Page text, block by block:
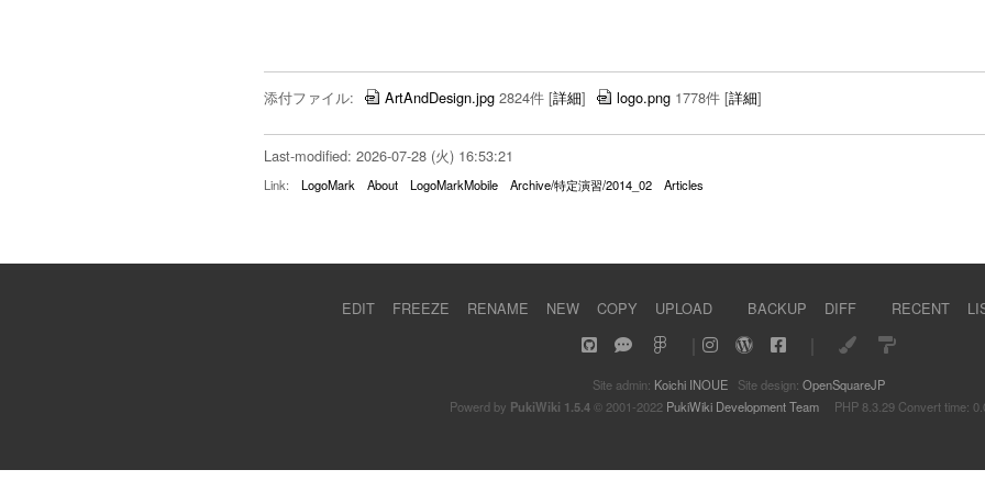
添付ファイル: ArtAndDesign.jpg 2824件 [詳細] logo.png 1778件 [詳細]
Last-modified: 2026-07-28 (火) 16:53:21
Link: LogoMark About LogoMarkMobile Archive/特定演習/2014_02 Articles
EDIT FREEZE RENAME NEW COPY UPLOAD BACKUP DIFF RECENT
Site admin: Koichi INOUE Site design: OpenSquareJP
Powerd by PukiWiki 1.5.4© 2001-2022 PukiWiki Development TeamPHP 8.3.29 Convert time: